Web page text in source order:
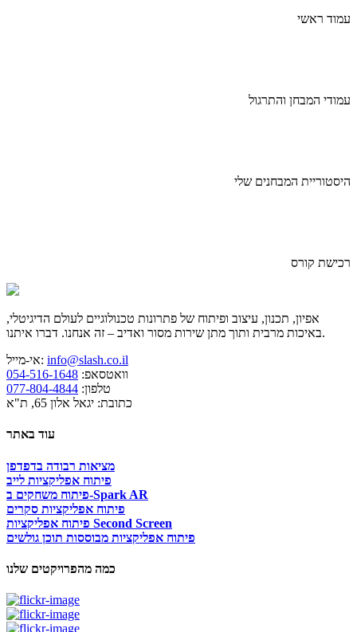
עמוד ראשי
עמודי המבחן והתרגול
היסטוריית המבחנים שלי
רכישת קורס
אפיון, תכנון, עיצוב ופיתוח של פתרונות טכנולוגיים לעולם הדיגיטלי,
באיכות מרבית ותוך מתן שירות מסור ואדיב – זה אנחנו. דברו איתנו.
אי-מייל: info@slash.co.il
וואטסאפ: 054-516-1648
טלפון: 077-804-4844
כתובת: יגאל אלון 65, ת"א
עוד באתר
מציאות רבודה בדפדפן
פיתוח אפליקציות לייב
פיתוח משחקים ב-Spark AR
פיתוח אפליקציות סקרים
פיתוח אפליקציות Second Screen
פיתוח אפליקציות מבוססות תוכן גולשים
כמה מהפרויקטים שלנו